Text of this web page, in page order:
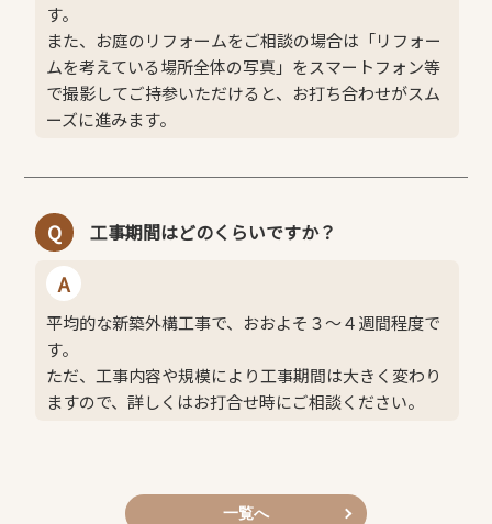
す。
また、お庭のリフォームをご相談の場合は「リフォー
ムを考えている場所全体の写真」をスマートフォン等
で撮影してご持参いただけると、お打ち合わせがスム
ーズに進みます。
Q 工事期間はどのくらいですか？
A
平均的な新築外構工事で、おおよそ３～４週間程度で
す。
ただ、工事内容や規模により工事期間は大きく変わり
ますので、詳しくはお打合せ時にご相談ください。
一覧へ